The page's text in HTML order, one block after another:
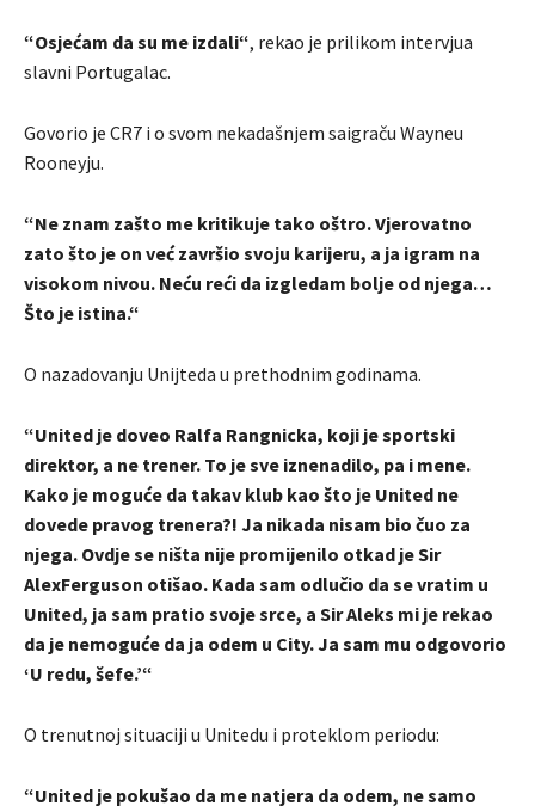
“Osjećam da su me izdali“, rekao je prilikom intervjua
slavni Portugalac.
Govorio je CR7 i o svom nekadašnjem saigraču Wayneu
Rooneyju.
“Ne znam zašto me kritikuje tako oštro. Vjerovatno
zato što je on već završio svoju karijeru, a ja igram na
visokom nivou. Neću reći da izgledam bolje od njega…
Što je istina.“
O nazadovanju Unijteda u prethodnim godinama.
“United je doveo Ralfa Rangnicka, koji je sportski
direktor, a ne trener. To je sve iznenadilo, pa i mene.
Kako je moguće da takav klub kao što je United ne
dovede pravog trenera?! Ja nikada nisam bio čuo za
njega. Ovdje se ništa nije promijenilo otkad je Sir
AlexFerguson otišao. Kada sam odlučio da se vratim u
United, ja sam pratio svoje srce, a Sir Aleks mi je rekao
da je nemoguće da ja odem u City. Ja sam mu odgovorio
‘U redu, šefe.’“
O trenutnoj situaciji u Unitedu i proteklom periodu:
“United je pokušao da me natjera da odem, ne samo